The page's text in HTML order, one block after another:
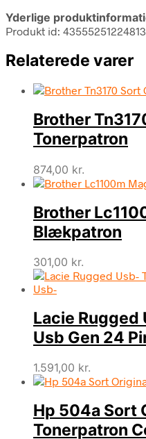
Yderlige
Produkt id: 43555251224813
Relaterede varer
Brother
Tonerpatron
874,00 kr.
Brother
Blækpatron
301,00 kr.
Lacie Rugged
Usb Gen 24
1.591,00 kr.
Hp 504a Sort
Tonerpatron